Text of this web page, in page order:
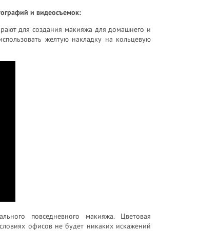
и видеосъемок:
для создания макияжа для домашнего и
желтую накладку на кольцевую
повседневного макияжа. Цветовая
офисов не будет никаких искажений